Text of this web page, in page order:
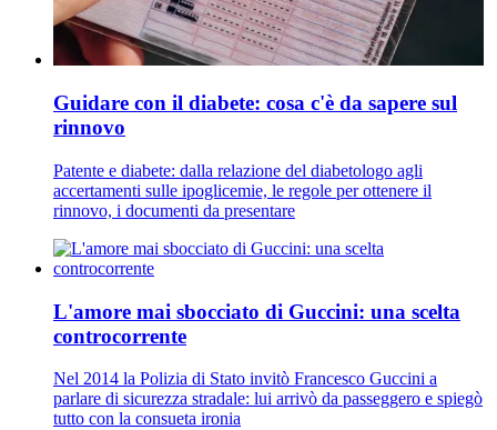
Guidare con il diabete: cosa c'è da sapere sul
rinnovo
Patente e diabete: dalla relazione del diabetologo agli
accertamenti sulle ipoglicemie, le regole per ottenere il
rinnovo, i documenti da presentare
L'amore mai sbocciato di Guccini: una scelta
controcorrente
Nel 2014 la Polizia di Stato invitò Francesco Guccini a
parlare di sicurezza stradale: lui arrivò da passeggero e spiegò
tutto con la consueta ironia